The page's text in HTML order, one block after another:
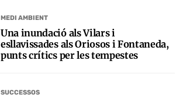
MEDI AMBIENT
Una inundació als Vilars i
esllavissades als Oriosos i Fontaneda,
punts crítics per les tempestes
SUCCESSOS